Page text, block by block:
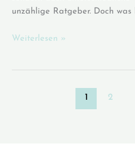
unzählige Ratgeber. Doch
Achtsamkeit
Weiterlesen »
1 2